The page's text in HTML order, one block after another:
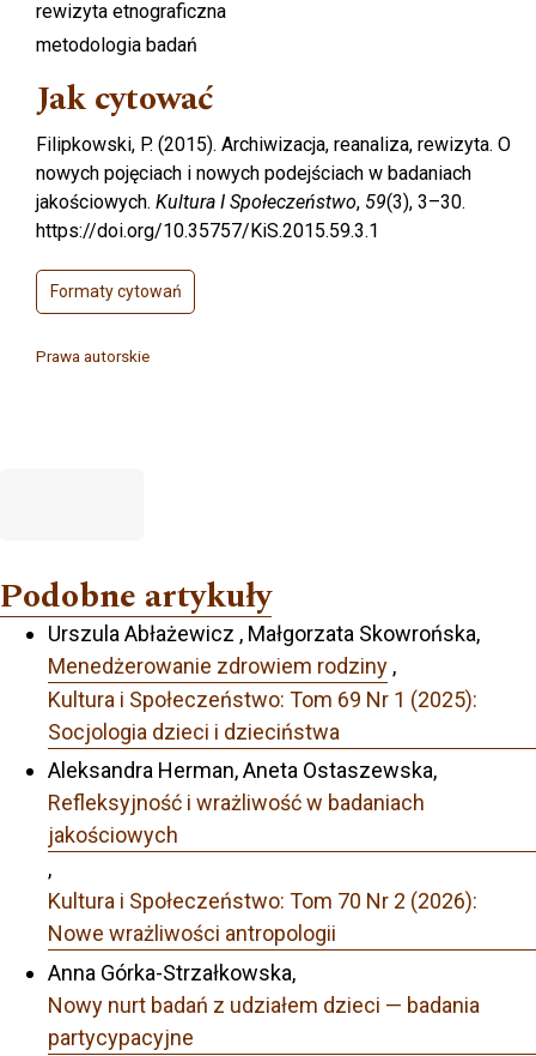
rewizyta etnograficzna
metodologia badań
Jak cytować
Filipkowski, P. (2015). Archiwizacja, reanaliza, rewizyta. O
nowych pojęciach i nowych podejściach w badaniach
jakościowych. Kultura I Społeczeństwo, 59(3), 3–30.
https://doi.org/10.35757/KiS.2015.59.3.1
Formaty cytowań
Prawa autorskie
Podobne artykuły
Urszula Abłażewicz , Małgorzata Skowrońska,
Menedżerowanie zdrowiem rodziny ,
Kultura i Społeczeństwo: Tom 69 Nr 1 (2025):
Socjologia dzieci i dzieciństwa
Aleksandra Herman, Aneta Ostaszewska,
Refleksyjność i wrażliwość w badaniach
jakościowych
,
Kultura i Społeczeństwo: Tom 70 Nr 2 (2026):
Nowe wrażliwości antropologii
Anna Górka-Strzałkowska,
Nowy nurt badań z udziałem dzieci — badania
partycypacyjne